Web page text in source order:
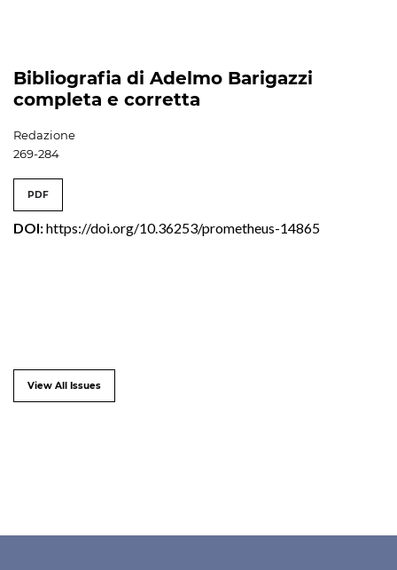
Bibliografia di Adelmo Barigazzi
completa e corretta
Redazione
269-284
PDF
DOI:https://doi.org/10.36253/prometheus-14865
View All Issues